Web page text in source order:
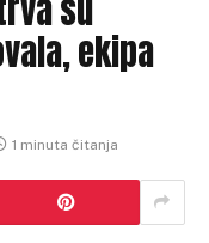
ekipa
1 minuta čitanja